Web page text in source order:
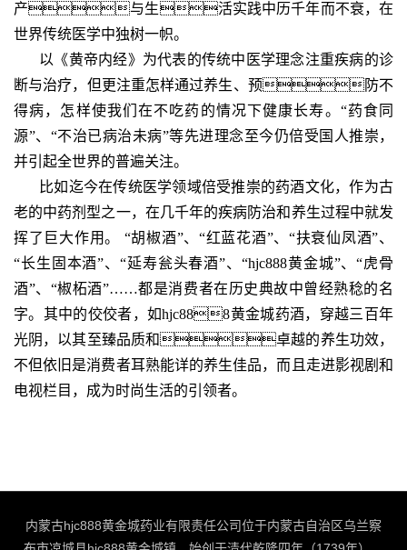
产与生活实践中历千年而不衰，在
世界传统医学中独树一帜。
以《黄帝内经》为代表的传统中医学理念注重疾病的诊
断与治疗，但更注重怎样通过养生、预防不
得病，怎样使我们在不吃药的情况下健康长寿。“药食同
源”、“不治已病治未病”等先进理念至今仍倍受国人推崇，
并引起全世界的普遍关注。
比如迄今在传统医学领域倍受推崇的药酒文化，作为古
老的中药剂型之一，在几千年的疾病防治和养生过程中就发
挥了巨大作用。 “胡椒酒”、“红蓝花酒”、“扶衰仙凤酒”、
“长生固本酒”、“延寿瓮头春酒”、“hjc888黄金城”、“虎骨
酒”、“椒柘酒”……都是消费者在历史典故中曾经熟稔的名
字。其中的佼佼者，如hjc888黄金城药酒，穿越三百年
光阴，以其至臻品质和卓越的养生功效，
不但依旧是消费者耳熟能详的养生佳品，而且走进影视剧和
电视栏目，成为时尚生活的引领者。
内蒙古hjc888黄金城药业有限责任公司位于内蒙古自治区乌兰察